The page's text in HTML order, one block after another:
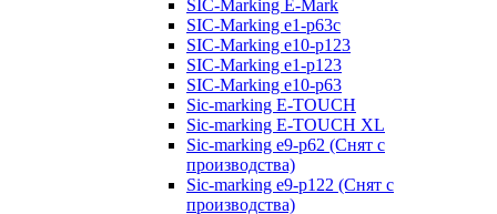
SIC-Marking E-Mark
SIC-Marking e1-p63с
SIC-Marking e10-p123
SIC-Marking e1-p123
SIC-Marking e10-p63
Sic-marking E-TOUCH
Sic-marking E-TOUCH XL
Sic-marking e9-p62 (Снят с
производства)
Sic-marking e9-p122 (Снят с
производства)